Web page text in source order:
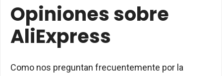
Opiniones sobre
AliExpress
Como nos preguntan frecuentemente por la